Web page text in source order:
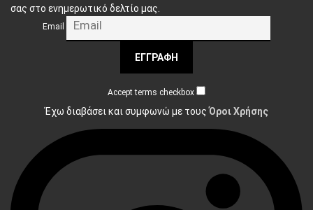
σας στο ενημερωτικό δελτίο μας.
Email
ΕΓΓΡΑΦΉ
Accept terms checkbox
Έχω διαβάσει και συμφωνώ με τουςΌροι Χρήσης